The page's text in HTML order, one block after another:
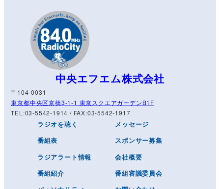
中央エフエム株式会社
〒104-0031
東京都中央区京橋3-1-1 東京スクエアガーデンB1F
TEL:03-5542-1914 / FAX:03-5542-1917
ラジオを聴く
番組表
ラジアラート情報
番組紹介
メッセージ
スポンサー募集
会社概要
番組審議委員会